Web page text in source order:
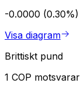
-0.0000 (0.30%)
Visa diagram
Brittiskt pund
1 COP motsvarar